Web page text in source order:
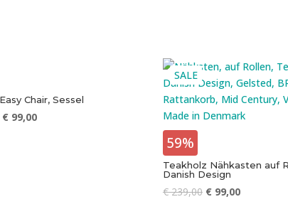
Chair, Sessel
€ 99,00
SALE
59%
Teakholz Nähkasten auf
Danish Design
€239,00 €99,00